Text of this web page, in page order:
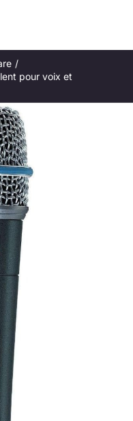
pour voix et